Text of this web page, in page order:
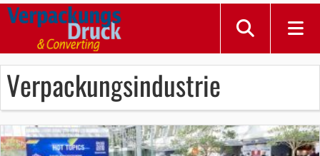
Verpackungsindustrie